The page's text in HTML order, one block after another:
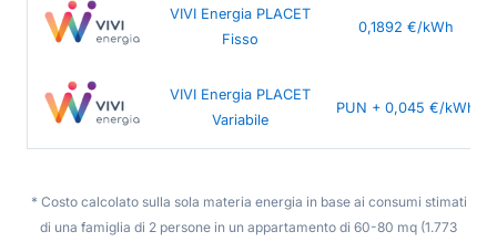
VIVI Energia PLACET
Fisso
0,1892 €/kWh
VIVI Energia PLACET
Variabile
PUN + 0,045 €/kWh
* Costo calcolato sulla sola materia energia in base ai consumi stimati
di una famiglia di 2 persone in un appartamento di 60-80 mq (1.773